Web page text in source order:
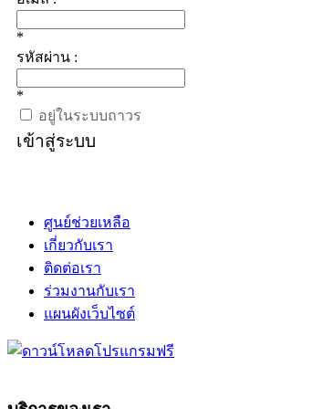
*
รหัสผ่าน :
*
อยู่ในระบบถาวร
เข้าสู่ระบบ
ศูนย์ช่วยเหลือ
เกี่ยวกับเรา
ติดต่อเรา
ร่วมงานกับเรา
แผนผังเว็บไซต์